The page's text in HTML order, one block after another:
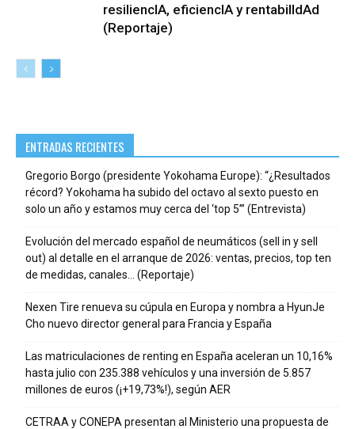
resiliencIA, eficiencIA y rentabilIdAd
(Reportaje)
ENTRADAS RECIENTES
Gregorio Borgo (presidente Yokohama Europe): “¿Resultados
récord? Yokohama ha subido del octavo al sexto puesto en
solo un año y estamos muy cerca del ‘top 5’” (Entrevista)
Evolución del mercado español de neumáticos (sell in y sell
out) al detalle en el arranque de 2026: ventas, precios, top ten
de medidas, canales… (Reportaje)
Nexen Tire renueva su cúpula en Europa y nombra a HyunJe
Cho nuevo director general para Francia y España
Las matriculaciones de renting en España aceleran un 10,16%
hasta julio con 235.388 vehículos y una inversión de 5.857
millones de euros (¡+19,73%!), según AER
CETRAA y CONEPA presentan al Ministerio una propuesta de